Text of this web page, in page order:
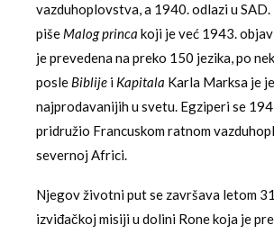
vazduhoplovstva, a 1940. odlazi u
piše Malog princa koji je već 1943.
je prevedena na preko 150 jezika, po
posle Biblije i Kapitala Karla Marksa je
najprodavanijih u svetu. Egziperi se
pridružio Francuskom ratnom
severnoj Africi.
Njegov životni put se završava letom
izviđačkoj misiji u dolini Rone koja je